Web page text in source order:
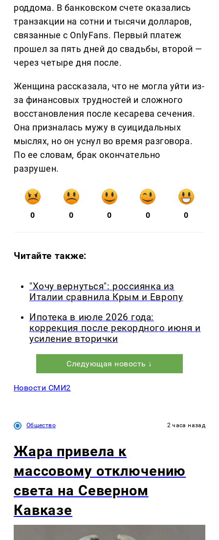
роддома. В банковском счете оказались
транзакции на сотни и тысячи долларов,
связанные с OnlyFans. Первый платеж
прошел за пять дней до свадьбы, второй —
через четыре дня после.
Женщина рассказала, что не могла уйти из-
за финансовых трудностей и сложного
восстановления после кесарева сечения.
Она призналась мужу в суицидальных
мыслях, но он уснул во время разговора.
По ее словам, брак окончательно
разрушен.
0 0 0 0 0
Читайте также:
"Хочу вернуться": россиянка из
Италии сравнила Крым и Европу
Ипотека в июле 2026 года:
коррекция после рекордного июня и
усиление вторички
Следующая новость ↓
Новости СМИ2
Общество 2 часа назад
Жара привела к
массовому отключению
света на Северном
Кавказе